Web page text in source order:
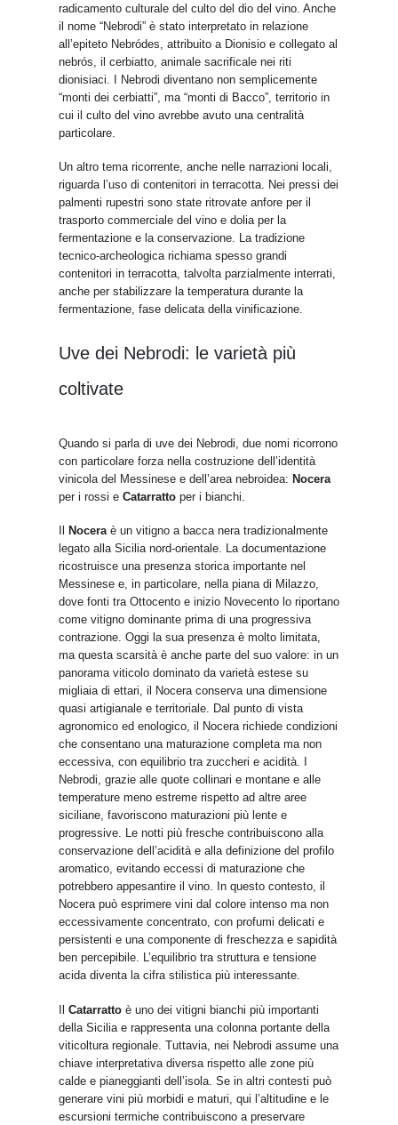
radicamento culturale del culto del dio del vino. Anche
il nome “Nebrodi” è stato interpretato in relazione
all’epiteto Nebródes, attribuito a Dionisio e collegato al
nebrós, il cerbiatto, animale sacrificale nei riti
dionisiaci. I Nebrodi diventano non semplicemente
“monti dei cerbiatti”, ma “monti di Bacco”, territorio in
cui il culto del vino avrebbe avuto una centralità
particolare.
Un altro tema ricorrente, anche nelle narrazioni locali,
riguarda l’uso di contenitori in terracotta. Nei pressi dei
palmenti rupestri sono state ritrovate anfore per il
trasporto commerciale del vino e dolia per la
fermentazione e la conservazione. La tradizione
tecnico-archeologica richiama spesso grandi
contenitori in terracotta, talvolta parzialmente interrati,
anche per stabilizzare la temperatura durante la
fermentazione, fase delicata della vinificazione.
Uve dei Nebrodi: le varietà più
coltivate
Quando si parla di uve dei Nebrodi, due nomi ricorrono
con particolare forza nella costruzione dell’identità
vinicola del Messinese e dell’area nebroidea: Nocera
per i rossi e Catarratto per i bianchi.
Nocera è un vitigno a bacca nera tradizionalmente
legato alla Sicilia nord-orientale. La documentazione
ricostruisce una presenza storica importante nel
Messinese e, in particolare, nella piana di Milazzo,
dove fonti tra Ottocento e inizio Novecento lo riportano
come vitigno dominante prima di una progressiva
contrazione. Oggi la sua presenza è molto limitata,
ma questa scarsità è anche parte del suo valore: in un
panorama viticolo dominato da varietà estese su
migliaia di ettari, il Nocera conserva una dimensione
quasi artigianale e territoriale. Dal punto di vista
agronomico ed enologico, il Nocera richiede condizioni
che consentano una maturazione completa ma non
eccessiva, con equilibrio tra zuccheri e acidità. I
Nebrodi, grazie alle quote collinari e montane e alle
temperature meno estreme rispetto ad altre aree
siciliane, favoriscono maturazioni più lente e
progressive. Le notti più fresche contribuiscono alla
conservazione dell’acidità e alla definizione del profilo
aromatico, evitando eccessi di maturazione che
potrebbero appesantire il vino. In questo contesto, il
Nocera può esprimere vini dal colore intenso ma non
eccessivamente concentrato, con profumi delicati e
persistenti e una componente di freschezza e sapidità
ben percepibile. L’equilibrio tra struttura e tensione
acida diventa la cifra stilistica più interessante.
Catarratto è uno dei vitigni bianchi più importanti
della Sicilia e rappresenta una colonna portante della
viticoltura regionale. Tuttavia, nei Nebrodi assume una
chiave interpretativa diversa rispetto alle zone più
calde e pianeggianti dell’isola. Se in altri contesti può
generare vini più morbidi e maturi, qui l’altitudine e le
escursioni termiche contribuiscono a preservare